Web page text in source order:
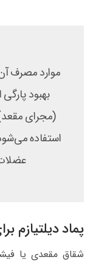
موارد مصرف
بهبود
(مجرای
استفاده
پماد دیلتیازم
شقاق مقعدی یا